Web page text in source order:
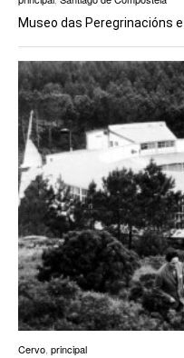
Museo das Peregrinacións
Cervo, principal